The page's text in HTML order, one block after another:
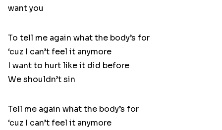
want you
To tell me again what the body’s for
‘cuz I can’t feel it anymore
I want to hurt like it did before
We shouldn’t sin
Tell me again what the body’s for
‘cuz I can’t feel it anymore